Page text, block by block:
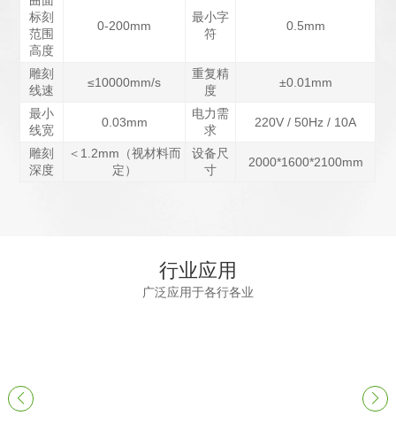
标刻
范围
高度
0-200mm
最小字
符
0.5mm
雕刻
线速
≤10000mm/s
重复精
度
±0.01mm
最小
线宽
0.03mm
电力需
求
220V / 50Hz / 10A
雕刻
深度
＜1.2mm（视材料而
定）
设备尺
寸
2000*1600*2100mm
行业应用
广泛应用于各行各业